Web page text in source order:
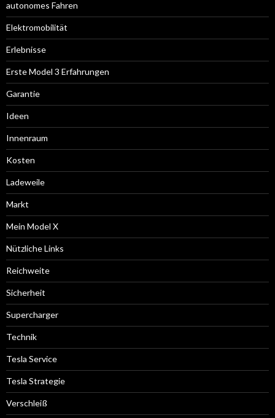
autonomes Fahren
Elektromobilität
Erlebnisse
Erste Model 3 Erfahrungen
Garantie
Ideen
Innenraum
Kosten
Ladeweile
Markt
Mein Model X
Nützliche Links
Reichweite
Sicherheit
Supercharger
Technik
Tesla Service
Tesla Strategie
Verschleiß